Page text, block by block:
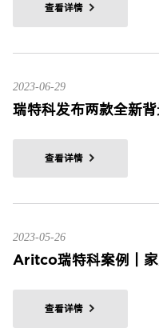
查看详情
2023-06-29
瑞特科发布两款全新
查看详情
2023-05-26
Aritco瑞特科案例｜
查看详情